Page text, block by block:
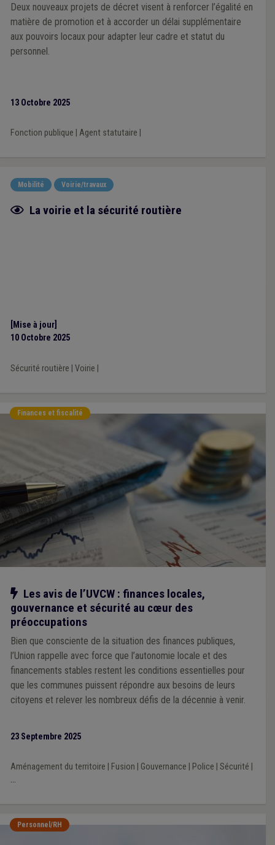
Deux nouveaux projets de décret visent à renforcer l’égalité en
matière de promotion et à accorder un délai supplémentaire
aux pouvoirs locaux pour adapter leur cadre et statut du
personnel.
13 Octobre 2025
Fonction publique Agent statutaire
Mobilité Voirie/travaux
Fiche focus
La voirie et la sécurité routière
[Mise à jour]
10 Octobre 2025
Sécurité routière Voirie
Finances et fiscalité
Notre action
Les avis de l’UVCW : finances locales,
gouvernance et sécurité au cœur des
préoccupations
Bien que consciente de la situation des finances publiques,
l’Union rappelle avec force que l’autonomie locale et des
financements stables restent les conditions essentielles pour
que les communes puissent répondre aux besoins de leurs
citoyens et relever les nombreux défis de la décennie à venir.
23 Septembre 2025
Aménagement du territoire Fusion Gouvernance Police Sécurité
...
Personnel/RH